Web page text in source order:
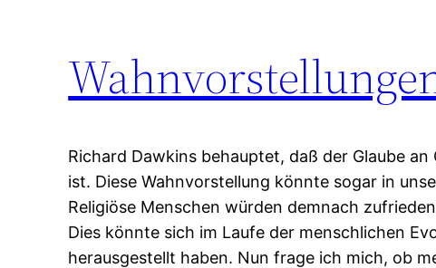
Richard Dawkins behauptet, daß der Glaube
ist. Diese Wahnvorstellung könnte sogar in
Religiöse Menschen würden demnach
Dies könnte sich im Laufe der menschlichen
herausgestellt haben. Nun frage ich mich, ob